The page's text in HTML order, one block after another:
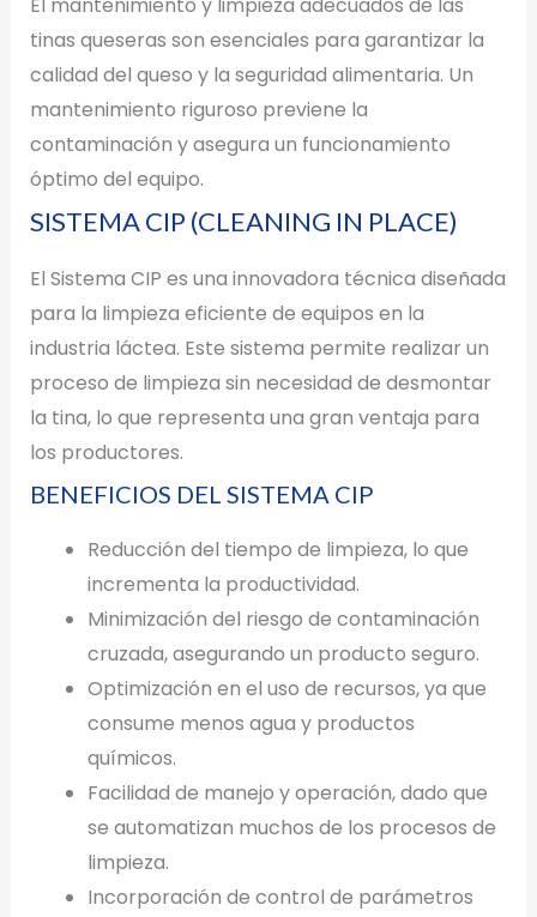
El mantenimiento y limpieza adecuados de las
tinas queseras son esenciales para garantizar la
calidad del queso y la seguridad alimentaria. Un
mantenimiento riguroso previene la
contaminación y asegura un funcionamiento
óptimo del equipo.
SISTEMA CIP (CLEANING IN PLACE)
El Sistema CIP es una innovadora técnica diseñada
para la limpieza eficiente de equipos en la
industria láctea. Este sistema permite realizar un
proceso de limpieza sin necesidad de desmontar
la tina, lo que representa una gran ventaja para
los productores.
BENEFICIOS DEL SISTEMA CIP
Reducción del tiempo de limpieza, lo que
incrementa la productividad.
Minimización del riesgo de contaminación
cruzada, asegurando un producto seguro.
Optimización en el uso de recursos, ya que
consume menos agua y productos
químicos.
Facilidad de manejo y operación, dado que
se automatizan muchos de los procesos de
limpieza.
Incorporación de control de parámetros